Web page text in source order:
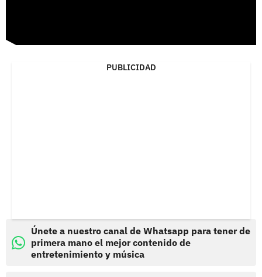
PUBLICIDAD
Únete a nuestro canal de Whatsapp para tener de
primera mano el mejor contenido de
entretenimiento y música